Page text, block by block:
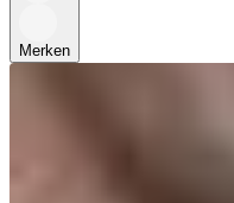
Merken